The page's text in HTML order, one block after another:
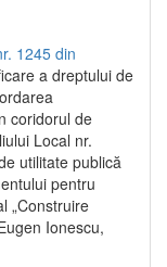
1245 din
a dreptului de
coridorul de
Local nr.
utilitate publică
pentru
„Construire
Ionescu,